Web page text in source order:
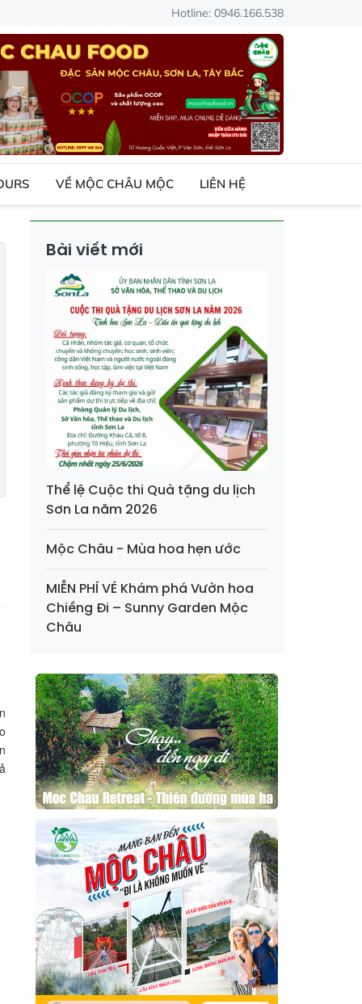
Hotline: 0946.166.538
VỀ MỘC CHÂU MỘC LIÊN HỆ
Bài viết mới
Thể lệ Cuộc thi Quà tặng du lịch
Sơn La năm 2026
Mộc Châu - Mùa hoa hẹn ước
MIỄN PHÍ VÉ Khám phá Vườn hoa
Chiềng Đi – Sunny Garden Mộc
Châu